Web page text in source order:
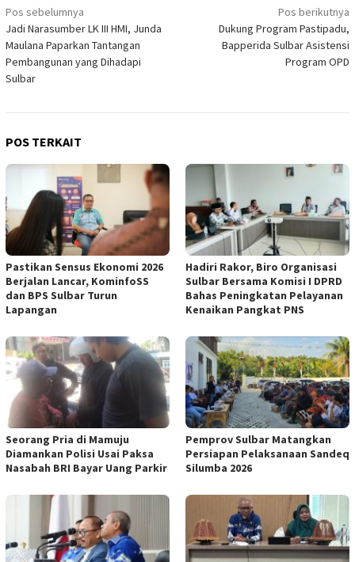
Navigasi
pos
Pos sebelumnya
Jadi Narasumber LK III HMI, Junda
Maulana Paparkan Tantangan
Pembangunan yang Dihadapi
Sulbar
Pos berikutnya
Dukung Program Pastipadu,
Bapperida Sulbar Asistensi
Program OPD
POS TERKAIT
Pastikan Sensus Ekonomi 2026
Berjalan Lancar, KominfoSS
dan BPS Sulbar Turun
Lapangan
Hadiri Rakor, Biro Organisasi
Sulbar Bersama Komisi I DPRD
Bahas Peningkatan Pelayanan
Kenaikan Pangkat PNS
Seorang Pria di Mamuju
Diamankan Polisi Usai Paksa
Nasabah BRI Bayar Uang Parkir
Pemprov Sulbar Matangkan
Persiapan Pelaksanaan Sandeq
Silumba 2026